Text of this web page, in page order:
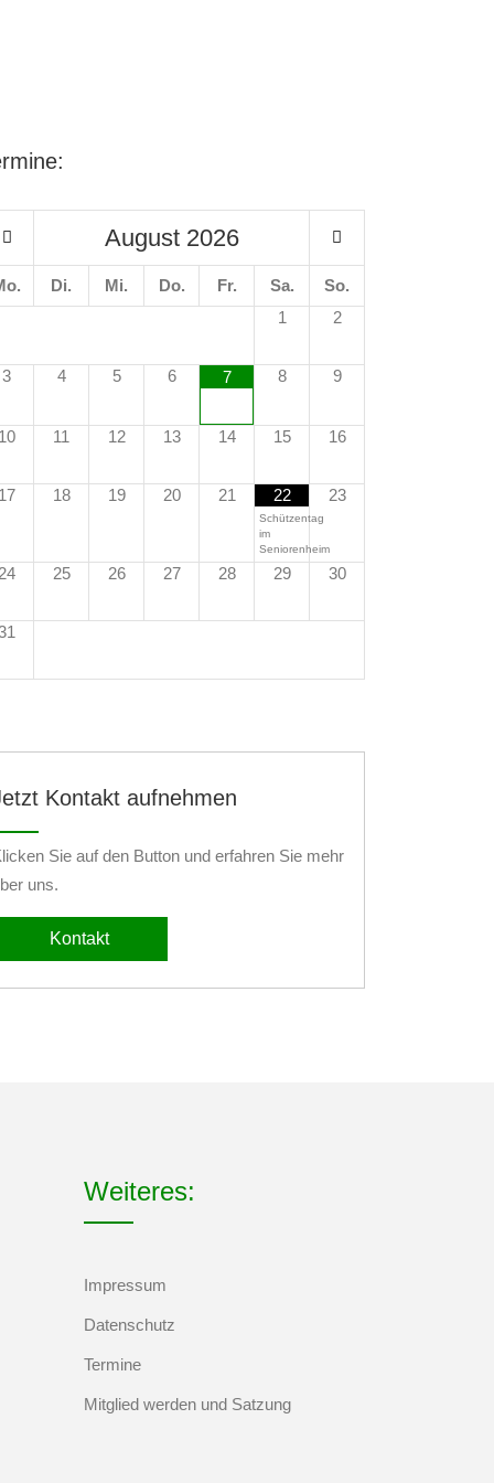
August 2026
Di. Mi. Do. Fr. Sa.
So.
1
2
3 4 5 6 7 8 9
11 12 13 14 15 16
18 19 20 21 22
Schützentag
im
Seniorenheim
23
25 26 27 28 29 30
Kontakt aufnehmen
Sie auf den Button und erfahren Sie mehr
uns.
Kontakt
Weiteres:
Impressum
Datenschutz
Termine
Mitglied werden und Satzung